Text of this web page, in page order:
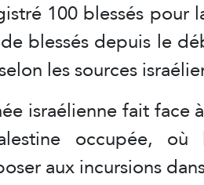
100 blessés pour
blessés depuis le
les sources
israélienne fait
occupée, où
aux incursions